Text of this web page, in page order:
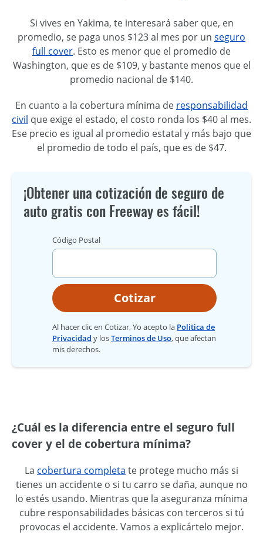
Si vives en Yakima, te interesará saber que, en
promedio, se paga unos $123 al mes por un seguro
full cover. Esto es menor que el promedio de
Washington, que es de $109, y bastante menos que el
promedio nacional de $140.
En cuanto a la cobertura mínima de responsabilidad
civil que exige el estado, el costo ronda los $40 al mes.
Ese precio es igual al promedio estatal y más bajo que
el promedio de todo el país, que es de $47.
¡Obtener una cotización de seguro de
auto gratis con Freeway es fácil!
Código Postal
Cotizar
Al hacer clic en Cotizar, Yo acepto la Politica de
Privacidad y losTerminos de Uso, que afectan
mis derechos.
¿Cuál es la diferencia entre el seguro full
cover y el de cobertura mínima?
La cobertura completa te protege mucho más si
tienes un accidente o si tu carro se daña, aunque no
lo estés usando. Mientras que la aseguranza mínima
cubre responsabilidades básicas con terceros si tú
provocas el accidente. Vamos a explicártelo mejor.